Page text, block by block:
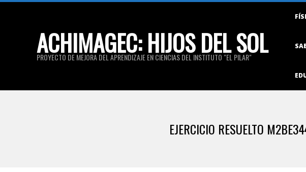
ACHIMAGEC: HIJOS DEL SOL
PROYECTO DE MEJORA DEL APRENDIZAJE EN CIENCIAS DEL INSTITUTO "EL PILAR"
EJERCICIO RESUELTO